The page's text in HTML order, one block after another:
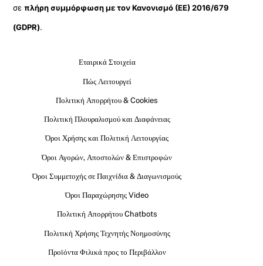
σεπλήρη συμμόρφωση με τον Κανονισμό (ΕΕ) 2016/679
(GDPR).
Εταιρικά Στοιχεία
Πώς Λειτουργεί
Πολιτική Απορρήτου & Cookies
Πολιτική Πλουραλισμού και Διαφάνειας
Όροι Χρήσης και Πολιτική Λειτουργίας
Όροι Αγορών, Αποστολών & Επιστροφών
Όροι Συμμετοχής σε Παιχνίδια & Διαγωνισμούς
Όροι Παραχώρησης Video
Πολιτική Απορρήτου Chatbots
Πολιτική Χρήσης Τεχνητής Νοημοσύνης
Προϊόντα Φιλικά προς το Περιβάλλον